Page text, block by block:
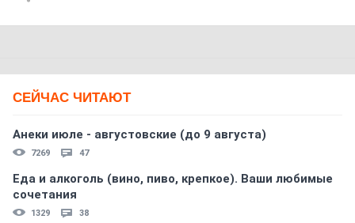
СЕЙЧАС ЧИТАЮТ
Анеки июле - августовские (до 9 августа)
7269 47
Еда и алкоголь (вино, пиво, крепкое). Ваши любимые
сочетания
1329 38